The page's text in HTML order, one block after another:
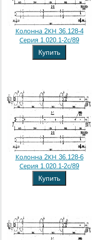
Колонна 2КН 36.128-4
Серия 1.020.1-2с/89
Купить
Колонна 2КН 36.128-6
Серия 1.020.1-2с/89
Купить